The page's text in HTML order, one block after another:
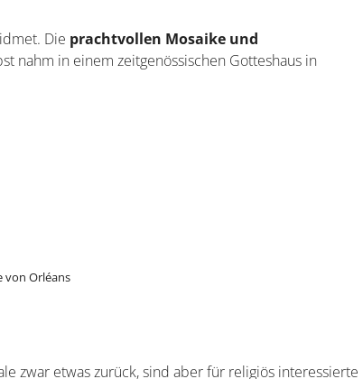
Die prachtvollen Mosaike und
nahm in einem zeitgenössischen Gotteshaus in